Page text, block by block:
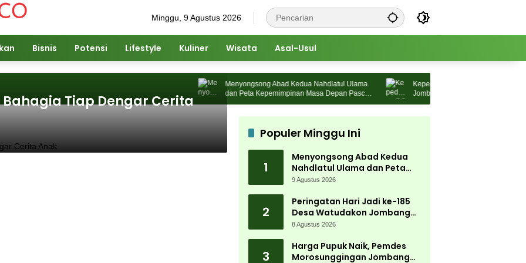
Minggu, 9 Agustus 2026
Bisnis Potensi Lifestyle Kuliner Wisata Asal-Usul
Menyongsong Abad Kedua Nahdlatul Ulama
dan Peta Kepemimpinan Masa Depan Pasca
Muktamar ke-35
Kepedulian PG Djombang Baru, Warga
Jombang Dapat Cek Kesehatan Tanpa
Tiap Dengar Cerita
Populer Minggu Ini
1
Menyongsong Abad Kedua
Nahdlatul Ulama dan Peta
Kepemimpinan Masa Depan
9 Agustus 2026
2
Peringatan Hari Jadi ke-185
Desa Watudakon Jombang
Meriah, Warga Tumpek Blek
8 Agustus 2026
3
Harga Pupuk Naik, Pemdes
Morosunggingan Jombang